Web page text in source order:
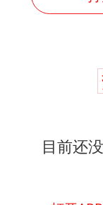
目前还